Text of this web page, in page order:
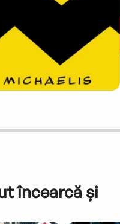
încearcă și